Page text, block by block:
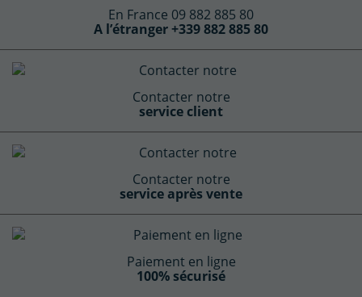
En France 09 882 885 80
A l’étranger +339 882 885 80
Contacter notre
service client
Contacter notre
service après vente
Paiement en ligne
100% sécurisé